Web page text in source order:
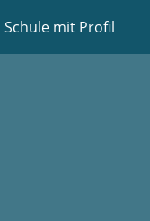
Schule mit Profil